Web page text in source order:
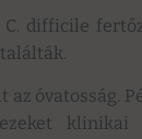
difficile
óvatosság.